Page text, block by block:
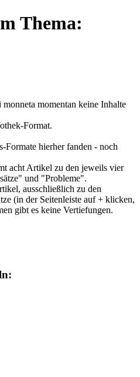
Thema:
momentan keine Inhalte
Format.
Formate hierher fanden - noch
acht Artikel zu den jeweils vier
und "Probleme".
ausschließlich zu den
(in der Seitenleiste auf + klicken,
gibt es keine Vertiefungen.